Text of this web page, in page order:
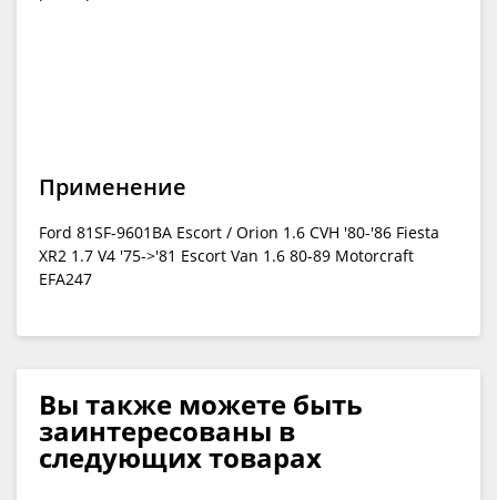
Применение
Ford 81SF-9601BA Escort / Orion 1.6 CVH '80-'86 Fiesta
XR2 1.7 V4 '75->'81 Escort Van 1.6 80-89 Motorcraft
EFA247
Вы также можете быть
заинтересованы в
следующих товарах